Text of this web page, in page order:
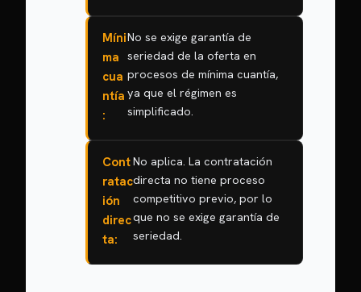
Míni
ma
cua
ntía
:
No se exige garantía de
seriedad de la oferta en
procesos de mínima cuantía,
ya que el régimen es
simplificado.
Cont
ratac
ión
direc
ta:
No aplica. La contratación
directa no tiene proceso
competitivo previo, por lo
que no se exige garantía de
seriedad.